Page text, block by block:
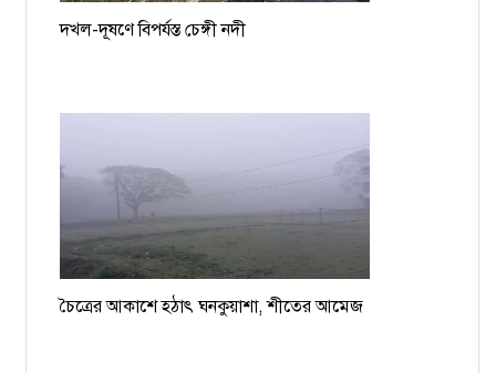
দখল-দূষণে বিপর্যস্ত চেঙ্গী নদী
চৈত্রের আকাশে হঠাৎ ঘনকুয়াশা, শীতের আমেজ